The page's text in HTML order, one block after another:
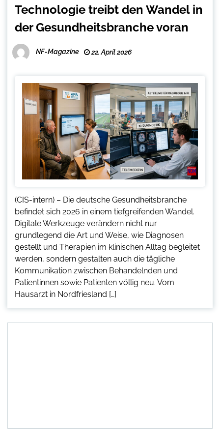
Technologie treibt den Wandel in
der Gesundheitsbranche voran
NF-Magazine 22. April 2026
(CIS-intern) – Die deutsche Gesundheitsbranche
befindet sich 2026 in einem tiefgreifenden Wandel.
Digitale Werkzeuge verändern nicht nur
grundlegend die Art und Weise, wie Diagnosen
gestellt und Therapien im klinischen Alltag begleitet
werden, sondern gestalten auch die tägliche
Kommunikation zwischen Behandelnden und
Patientinnen sowie Patienten völlig neu. Vom
Hausarzt in Nordfriesland […]